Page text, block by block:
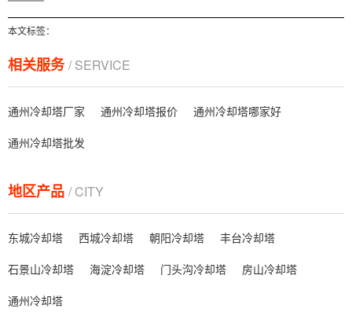
本文标签：
相关服务/ SERVICE
通州冷却塔厂家 通州冷却塔报价
通州冷却塔哪家好
通州冷却塔批发
地区产品 / CITY
东城冷却塔 西城冷却塔 朝阳冷却塔
丰台冷却塔
石景山冷却塔
海淀冷却塔 门头沟冷却塔
房山冷却塔
通州冷却塔